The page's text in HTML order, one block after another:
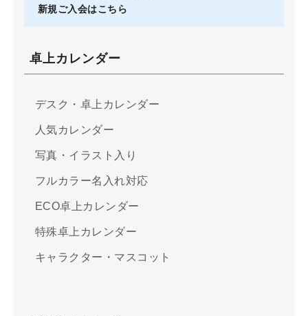
新規ご入会はこちら
卓上カレンダー
デスク・卓上カレンダー
人気カレンダー
写真・イラスト入り
フルカラー名入れ対応
ECO卓上カレンダー
特殊卓上カレンダー
キャラクター・マスコット